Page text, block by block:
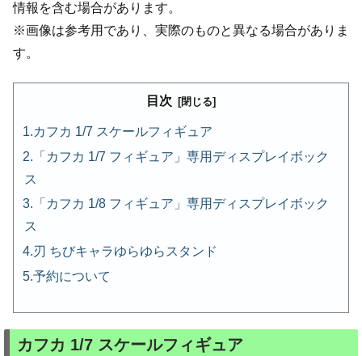
情報を含む場合があります。
※画像は参考用であり、実際のものと異なる場合がありま
す。
目次
カフカ 1/7 スケールフィギュア
「カフカ 1/7 フィギュア」専用ディスプレイボック
ス
「カフカ 1/8 フィギュア」専用ディスプレイボック
ス
刃 ちびキャラゆらゆらスタンド
予約について
カフカ 1/7 スケールフィギュア